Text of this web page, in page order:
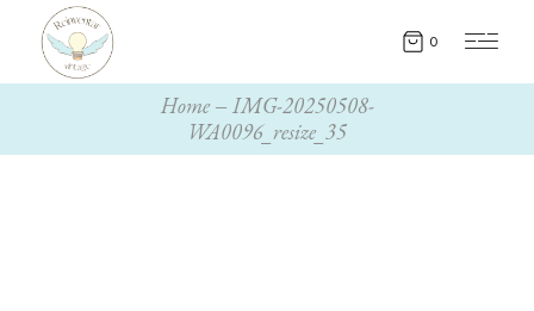
0
Home
IMG-20250508-
WA0096_resize_35